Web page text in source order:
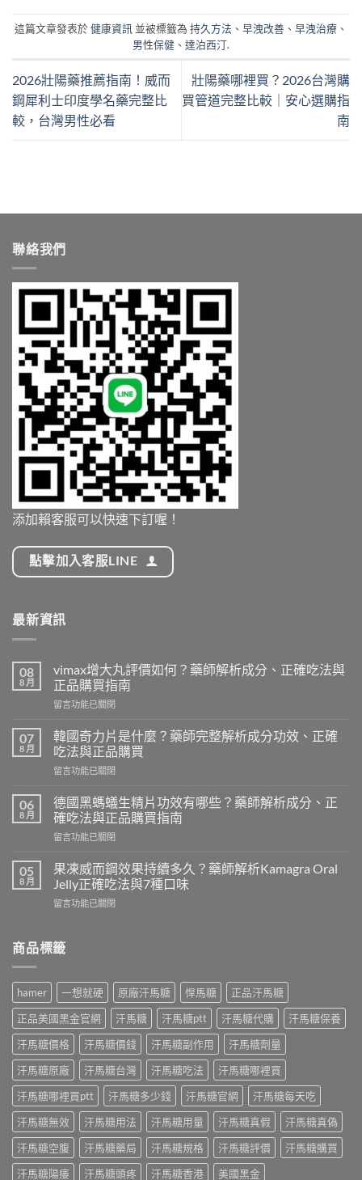
這篇文章發表於健康資訊 並被標籤為 持久方法 、 早洩改善 、 早洩治療 、
男性保健 、 達泊西汀.
2026壯陽藥推薦指南！威而
鋼犀利士印度學名藥完整比
較，台灣男性必看
壯陽藥哪裡買？2026台灣購
買管道完整比較｜安心選購指
南
聯絡我們
添加賴客服可以快速下訂喔！
點擊加入客服LINE
最新資訊
08
8 月
vimax增大丸評價如何？藥師解析成分、正確吃法與
正品購買指南
在
增
大
丸
評
如
何？
藥
師
析
成
正
法
購
買
指
南〉
中
留言功能已關閉
07
8 月
韓國奇力片是什麼？藥師完整解析成分功效、正確
吃法與正品購買
在
國
奇
力
片
什
麼？
師
解
功
效、
正
確
吃
法
與
正
品
購
買〉
中
留言功能已關閉
06
8 月
德國黑螞蟻生精片功效有哪些？藥師解析成分、正
確吃法與正品購買指南
在
國
黑
螞
蟻
片
有
哪
些？
藥
師
解
析
成
分、
正
確
吃
法
與
留言功能已關閉
05
8 月
果凍威而鋼效果持續多久？藥師解析Kamagra Oral
Jelly正確吃法與7種口味
在
威
而
效
持
續
多
久？
藥
師
解
析
Kamagra
Oral
Jelly
正
確
留言功能已關閉
商品標籤
hamer 一想就硬 原廠汗馬糖 悍馬糖
正品汗馬糖
正品美國黑金官網
汗馬糖 汗馬糖ptt 汗馬糖代購
汗馬糖保養
汗馬糖價格
汗馬糖價錢 汗馬糖副作用
汗馬糖劑量
汗馬糖原廠
汗馬糖台灣 汗馬糖吃法
汗馬糖哪裡買
汗馬糖哪裡買ptt
汗馬糖多少錢 汗馬糖官網
汗馬糖每天吃
汗馬糖無效
汗馬糖用法 汗馬糖用量 汗馬糖真假
汗馬糖真偽
汗馬糖空腹
汗馬糖藥局 汗馬糖規格 汗馬糖評價
汗馬糖購買
汗馬糖陽痿
汗馬糖頭疼 汗馬糖香港 美國黑金